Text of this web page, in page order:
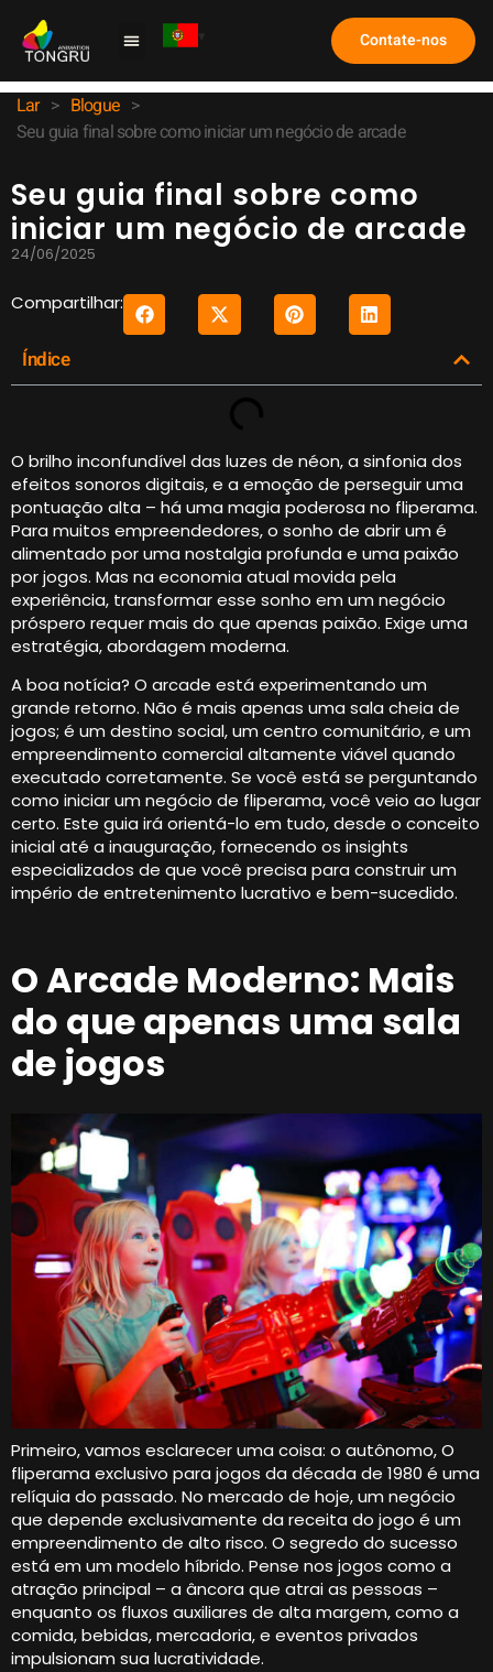
Contate-nos
Lar > Blogue >
Seu guia final sobre como iniciar um negócio de arcade
Seu guia final sobre como
iniciar um negócio de arcade
24/06/2025
Compartilhar:
Índice
O brilho inconfundível das luzes de néon, a sinfonia dos
efeitos sonoros digitais, e a emoção de perseguir uma
pontuação alta – há uma magia poderosa no fliperama.
Para muitos empreendedores, o sonho de abrir um é
alimentado por uma nostalgia profunda e uma paixão
por jogos. Mas na economia atual movida pela
experiência, transformar esse sonho em um negócio
próspero requer mais do que apenas paixão. Exige uma
estratégia, abordagem moderna.
A boa notícia? O arcade está experimentando um
grande retorno. Não é mais apenas uma sala cheia de
jogos; é um destino social, um centro comunitário, e um
empreendimento comercial altamente viável quando
executado corretamente. Se você está se perguntando
como iniciar um negócio de fliperama, você veio ao lugar
certo. Este guia irá orientá-lo em tudo, desde o conceito
inicial até a inauguração, fornecendo os insights
especializados de que você precisa para construir um
império de entretenimento lucrativo e bem-sucedido.
O Arcade Moderno: Mais
do que apenas uma sala
de jogos
Primeiro, vamos esclarecer uma coisa: o autônomo, O
fliperama exclusivo para jogos da década de 1980 é uma
relíquia do passado. No mercado de hoje, um negócio
que depende exclusivamente da receita do jogo é um
empreendimento de alto risco. O segredo do sucesso
está em um modelo híbrido. Pense nos jogos como a
atração principal – a âncora que atrai as pessoas –
enquanto os fluxos auxiliares de alta margem, como a
comida, bebidas, mercadoria, e eventos privados
impulsionam sua lucratividade.